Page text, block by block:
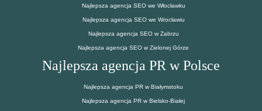
Najlepsza agencja SEO we Włocławku
Najlepsza agencja SEO we Wrocławiu
Najlepsza agencja SEO w Zabrzu
Najlepsza agencja SEO w Zielonej Górze
Najlepsza agencja PR w Polsce
Najlepsza agencja PR w Białymstoku
Najlepsza agencja PR w Bielsko-Białej